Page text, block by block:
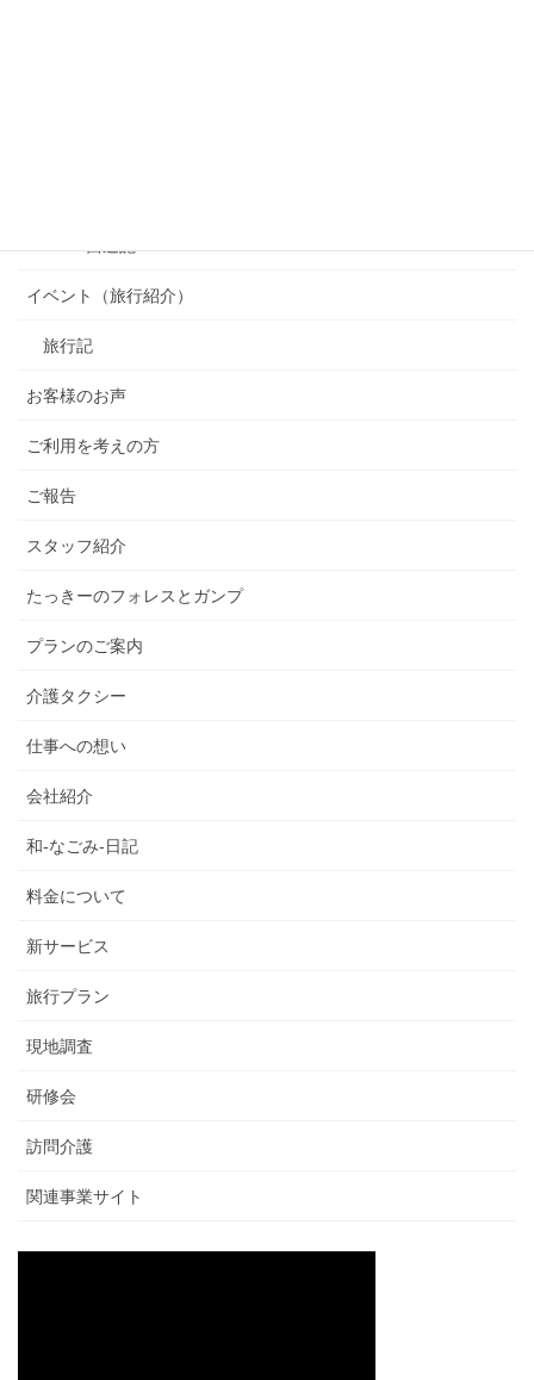
OSAKA 西遊記
イベント（旅行紹介）
旅行記
お客様のお声
ご利用を考えの方
ご報告
スタッフ紹介
たっきーのフォレスとガンプ
プランのご案内
介護タクシー
仕事への想い
会社紹介
和-なごみ-日記
料金について
新サービス
旅行プラン
現地調査
研修会
訪問介護
関連事業サイト